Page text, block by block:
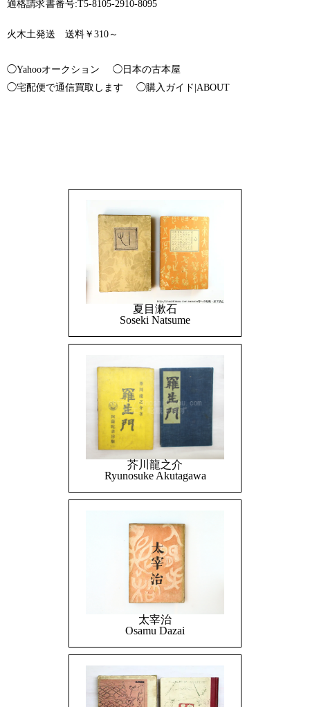
適格請求書番号:T5-8105-2910-8095
火木土発送 送料￥310～
◯Yahooオークション
◯日本の古本屋
◯宅配便で通信買取します
◯購入ガイド|ABOUT
夏目漱石
Soseki Natsume
芥川龍之介
Ryunosuke Akutagawa
太宰治
Osamu Dazai